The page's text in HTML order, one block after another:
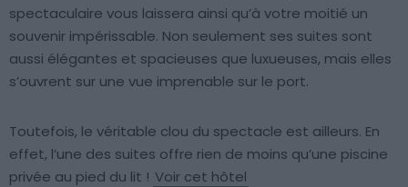
spectaculaire vous laissera ainsi qu’à votre moitié un
souvenir impérissable. Non seulement ses suites sont
aussi élégantes et spacieuses que luxueuses, mais elles
s’ouvrent sur une vue imprenable sur le port.
Toutefois, le véritable clou du spectacle est ailleurs. En
effet, l’une des suites offre rien de moins qu’une piscine
privée au pied du lit ! Voir cet hôtel